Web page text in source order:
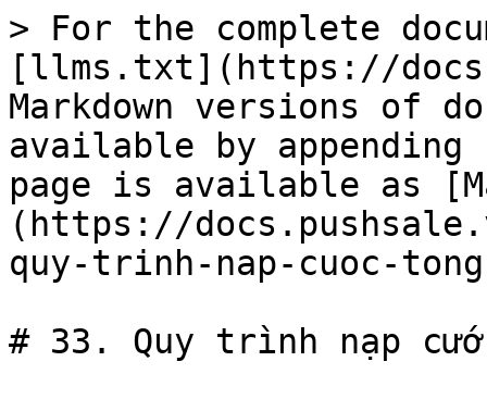
> For the complete
[llms.txt](https://
Markdown versions of
available by
page is available as
(https://
quy-trinh-nap-cuoc-
# 33. Quy trình nạp